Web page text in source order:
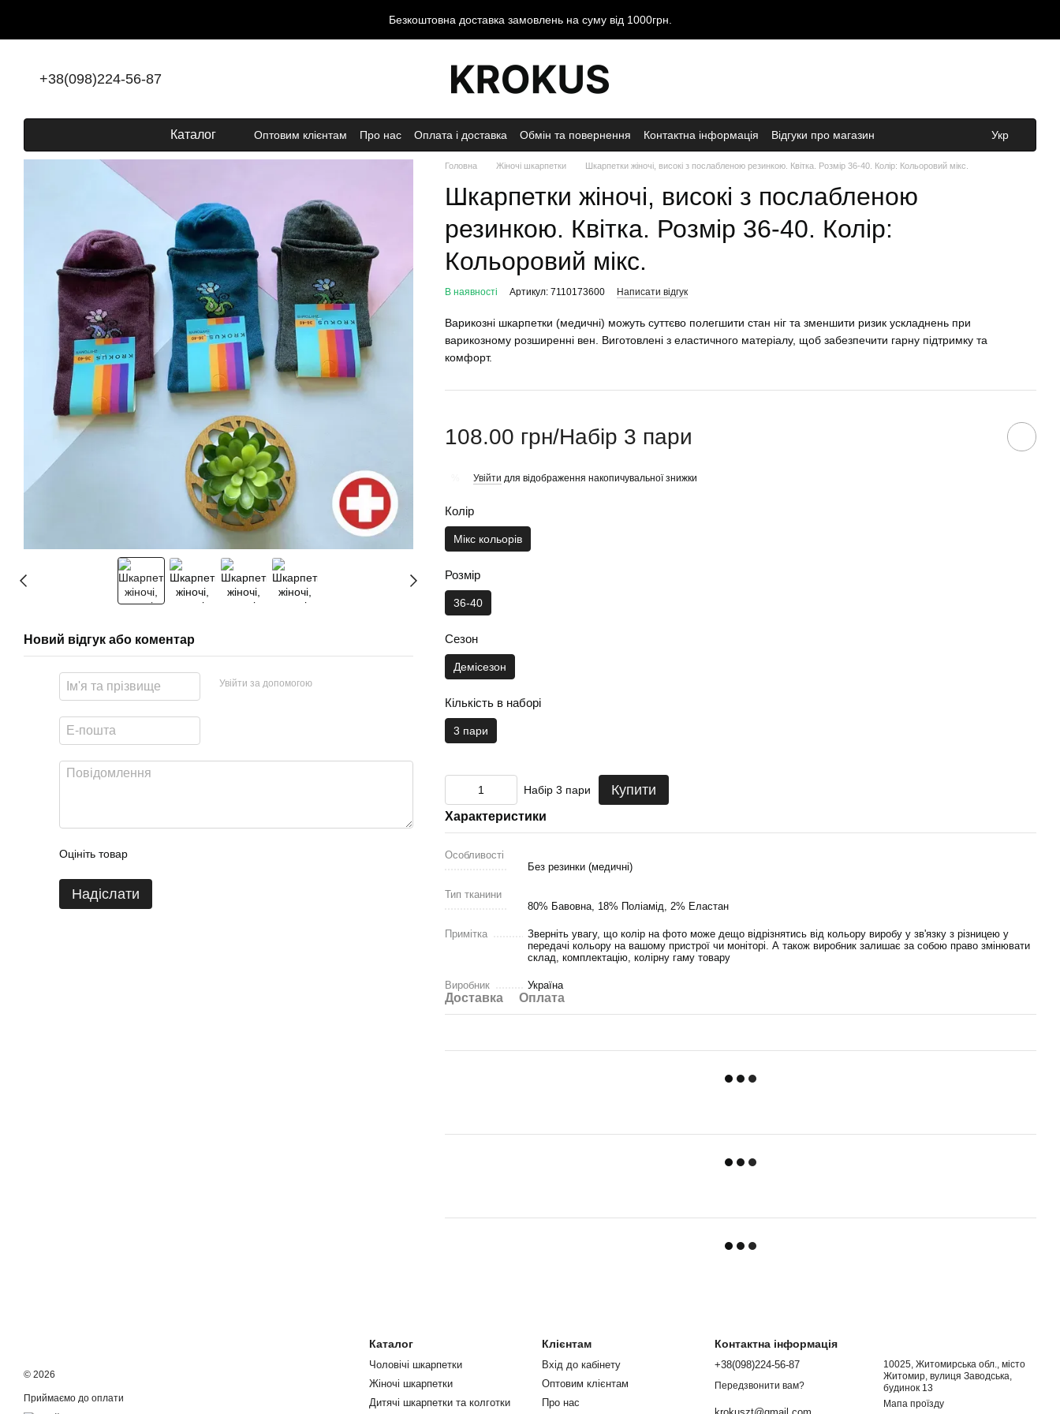
Безкоштовна доставка замовлень на суму від 1000грн.
+38(098)224-56-87
Каталог Оптовим клієнтам Про нас Оплата і доставка Обмін та повернення Контактна інформація Відгуки про магазин Укр
Новий відгук або коментар
Увійти за допомогою
Оцініть товар
Надіслати
Головна Жіночі шкарпетки Шкарпетки жіночі, високі з послабленою резинкою. Квітка. Розмір 36-40. Колір: Кольоровий мікс.
Шкарпетки жіночі, високі з послабленою
резинкою. Квітка. Розмір 36-40. Колір:
Кольоровий мікс.
В наявності Артикул: 7110173600 Написати відгук
Варикозні шкарпетки (медичні) можуть суттєво полегшити стан ніг та зменшити ризик ускладнень при
варикозному розширенні вен. Виготовлені з еластичного матеріалу, щоб забезпечити гарну підтримку та
комфорт.
108.00 грн/Набір 3 пари
Увійти для відображення накопичувальної знижки
Колір
Мікс кольорів
Розмір
36-40
Сезон
Демісезон
Кількість в наборі
3 пари
Набір 3 пари Купити
Характеристики
Особливості
Без резинки (медичні)
Тип тканини
80% Бавовна, 18% Поліамід, 2% Еластан
Примітка
Зверніть увагу, що колір на фото може дещо відрізнятись від кольору виробу у зв'язку з різницею у
передачі кольору на вашому пристрої чи моніторі. А також виробник залишає за собою право змінювати
склад, комплектацію, колірну гаму товару
Виробник Україна
Доставка Оплата
© 2026
Приймаємо до оплати
Каталог
Чоловічі шкарпетки
Жіночі шкарпетки
Дитячі шкарпетки та колготки
Клієнтам
Вхід до кабінету
Оптовим клієнтам
Про нас
Контактна інформація
+38(098)224-56-87
Передзвонити вам?
10025, Житомирська обл., місто
Житомир, вулиця Заводська,
будинок 13
Мапа проїзду